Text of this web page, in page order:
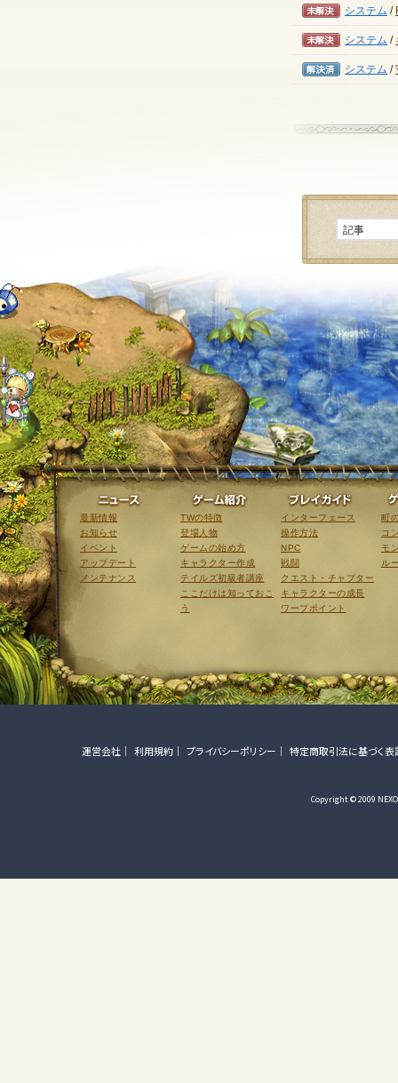
未解決
システム /
未解決
システム /
解決済み
システム /
ニュース
最新情報
お知らせ
イベント
アップデート
メンテナンス
ゲーム紹介
TWの特徴
登場人物
ゲームの始め方
キャラクター作成
テイルズ初級者講座
ここだけは知っておこ
う
インターフェース
操作方法
NPC
戦闘
クエスト・チャプター
キャラクターの成長
ワープポイント
町
コ
モ
ル
運営会社 利用規約 プライバシーポリシー 特定商取引法に基づく表
Copyright © 2009